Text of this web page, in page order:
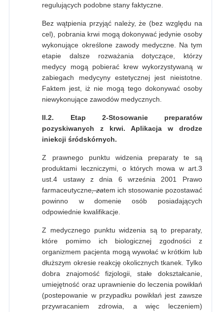
regulujących podobne stany faktyczne.
Bez wątpienia przyjąć należy, że (bez względu na
cel), pobrania krwi mogą dokonywać jedynie osoby
wykonujące określone zawody medyczne. Na tym
etapie dalsze rozważania dotyczące, którzy
medycy mogą pobierać krew wykorzystywaną w
zabiegach medycyny estetycznej jest nieistotne.
Faktem jest, iż nie mogą tego dokonywać osoby
niewykonujące zawodów medycznych.
II.2. Etap 2-Stosowanie preparatów
pozyskiwanych z krwi. Aplikacja w drodze
iniekcji śródskórnych.
Z prawnego punktu widzenia preparaty te są
produktami leczniczymi, o których mowa w art.3
ust.4 ustawy z dnia 6 września 2001 Prawo
farmaceutyczne, zatem ich stosowanie pozostawać
powinno w domenie osób posiadających
odpowiednie kwalifikacje.
Z medycznego punktu widzenia są to preparaty,
które pomimo ich biologicznej zgodności z
organizmem pacjenta mogą wywołać w krótkim lub
dłuższym okresie reakcję okolicznych tkanek. Tylko
dobra znajomość fizjologii, stałe dokształcanie,
umiejętność oraz uprawnienie do leczenia powikłań
(postepowanie w przypadku powikłań jest zawsze
przywracaniem zdrowia, a więc leczeniem)